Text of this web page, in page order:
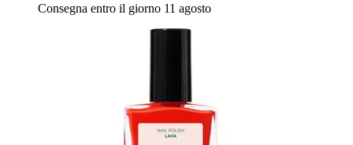
Consegna entro il giorno 11 agosto